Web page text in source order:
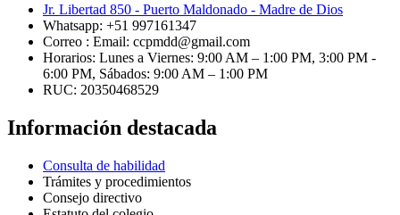
Jr. Libertad 850 - Puerto Maldonado - Madre de Dios
Whatsapp: +51 997161347
Correo : Email: ccpmdd@gmail.com
Horarios: Lunes a Viernes: 9:00 AM – 1:00 PM, 3:00 PM -
6:00 PM, Sábados: 9:00 AM – 1:00 PM
RUC: 20350468529
Información destacada
Consulta de habilidad
Trámites y procedimientos
Consejo directivo